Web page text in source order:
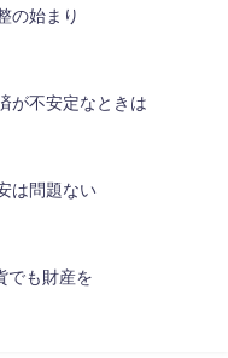
の始まり
が不安定なときは
は問題ない
でも財産を